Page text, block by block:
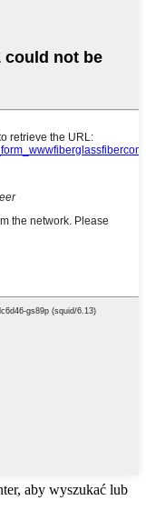
aby wyszukać lub